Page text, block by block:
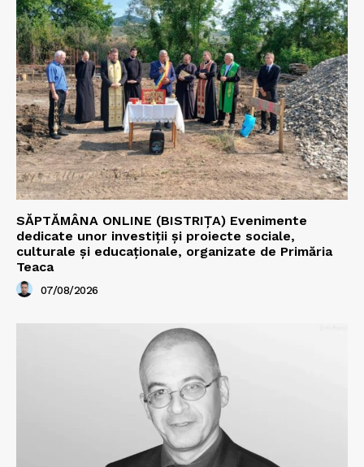
SĂPTĂMÂNA ONLINE (BISTRIȚA) Evenimente
dedicate unor investiții și proiecte sociale,
culturale și educaționale, organizate de Primăria
Teaca
07/08/2026